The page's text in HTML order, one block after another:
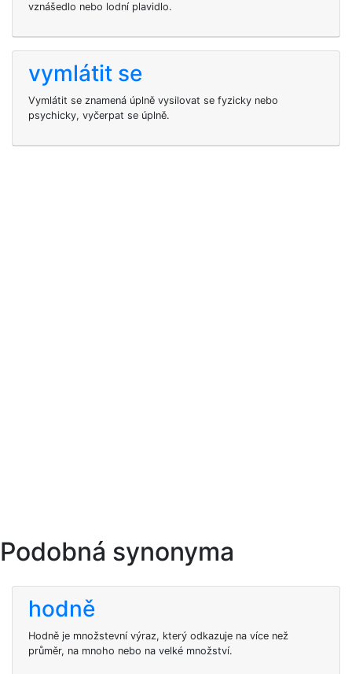
vznášedlo nebo lodní plavidlo.
vymlátit se
Vymlátit se znamená úplně vysilovat se fyzicky nebo
psychicky, vyčerpat se úplně.
Podobná synonyma
hodně
Hodně je množstevní výraz, který odkazuje na více než
průměr, na mnoho nebo na velké množství.